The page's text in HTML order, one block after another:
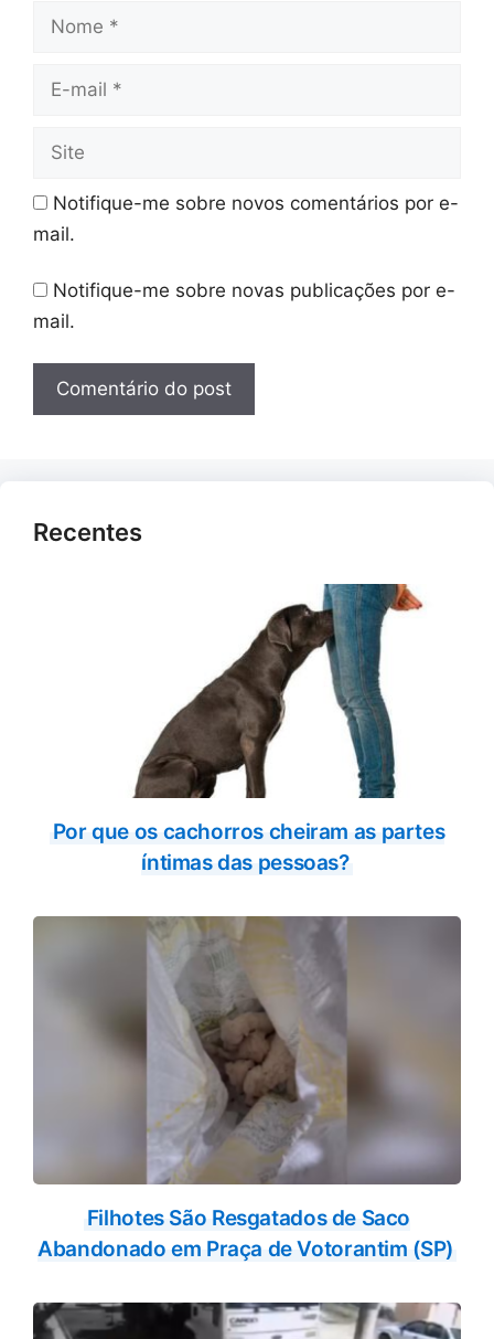
Nome
Site
Notifique-me sobre novos comentários por e-
mail.
Notifique-me sobre novas publicações por e-
mail.
Recentes
Por que os cachorros cheiram as partes
íntimas das pessoas?
Filhotes São Resgatados de Saco
Abandonado em Praça de Votorantim (SP)